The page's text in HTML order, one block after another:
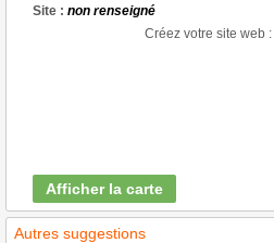
Site : non renseigné
Créez votre site web :
Afficher la carte
Autres suggestions